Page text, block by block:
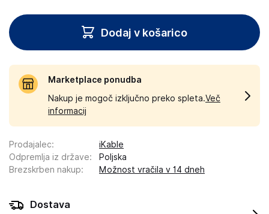
Dodaj v košarico
Marketplace ponudba
Nakup je mogoč izključno preko spleta.Več
informacij
Prodajalec:
iKable
Odpremlja iz države:
Poljska
Brezskrben nakup: Možnost vračila v 14 dneh
Dostava